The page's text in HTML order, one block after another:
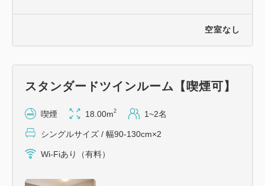
りんくうプレミアム・アウトレット 電車約50分
空室なし
スタンダードツインルーム【喫煙可】
喫煙 18.00m2 1~2名
シングルサイズ / 幅90-130cm×2
Wi-Fiあり（有料）